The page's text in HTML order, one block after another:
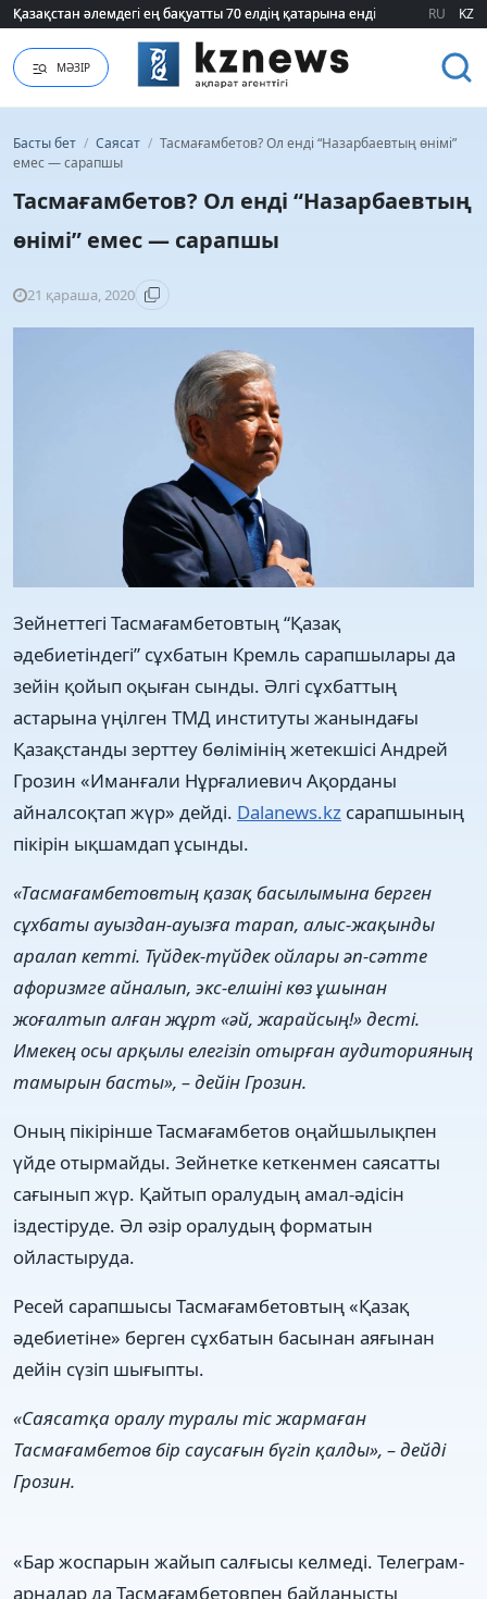
Қазақстан әлемдегі ең бақуатты 70 елдің қатарына енді
Қазақстан әлемдегі ең бақуатты 70 елдің қатарына енді RU KZ
МӘЗІР
Басты бет / Саясат / Тасмағамбетов? Ол енді “Назарбаевтың өнімі”
емес — сарапшы
Тасмағамбетов? Ол енді “Назарбаевтың
өнімі” емес — сарапшы
21 қараша, 2020
Зейнеттегі Тасмағамбетовтың “Қазақ
әдебиетіндегі” сұхбатын Кремль сарапшылары да
зейін қойып оқыған сынды. Әлгі сұхбаттың
астарына үңілген ТМД институты жанындағы
Қазақстанды зерттеу бөлімінің жетекшісі Андрей
Грозин «Иманғали Нұрғалиевич Ақорданы
айналсоқтап жүр» дейді. Dalanews.kz сарапшының
пікірін ықшамдап ұсынды.
«Тасмағамбетовтың қазақ басылымына берген
сұхбаты ауыздан-ауызға тарап, алыс-жақынды
аралап кетті. Түйдек-түйдек ойлары әп-сәтте
афоризмге айналып, экс-елшіні көз ұшынан
жоғалтып алған жұрт «әй, жарайсың!» десті.
Имекең осы арқылы елегізіп отырған аудиторияның
тамырын басты», – дейін Грозин.
Оның пікірінше Тасмағамбетов оңайшылықпен
үйде отырмайды. Зейнетке кеткенмен саясатты
сағынып жүр. Қайтып оралудың амал-әдісін
іздестіруде. Әл әзір оралудың форматын
ойластыруда.
Ресей сарапшысы Тасмағамбетовтың «Қазақ
әдебиетіне» берген сұхбатын басынан аяғынан
дейін сүзіп шығыпты.
«Саясатқа оралу туралы тіс жармаған
Тасмағамбетов бір саусағын бүгіп қалды», – дейді
Грозин.
«Бар жоспарын жайып салғысы келмеді. Телеграм-
арналар да Тасмағамбетовпен байланысты